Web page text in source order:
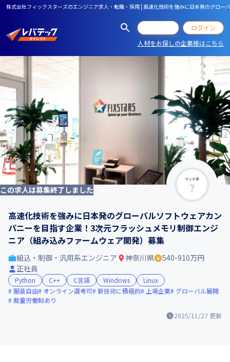
株式会社フィックスターズのエンジニア求人・転職・採用 | 高速化技術を強みに日本発のグロ
ログイン
人材をお探しの企業様はこちら
マッチ率
この求人は募集終了しました
高速化技術を強みに日本発のグローバルソフトウェアカン
パニーを目指す企業！3次元フラッシュメモリ制御エンジ
ニア（組み込みファームウェア開発）募集
2025/11/27 更新
組込・制御・汎用系エンジニア 神奈川県
540-910万円
正社員
Python C++ C言語 Windows
Linux
服装自由
オンライン選考可 新技術に積極的 上場企業
グローバル展開
裁量労働制あり